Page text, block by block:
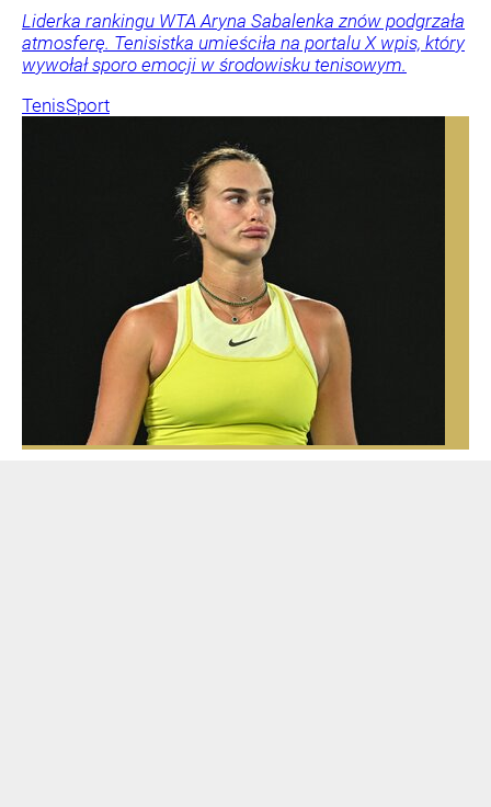
Liderka rankingu WTA Aryna Sabalenka znów podgrzała
atmosferę. Tenisistka umieściła na portalu X wpis, który
wywołał sporo emocji w środowisku tenisowym.
TenisSport